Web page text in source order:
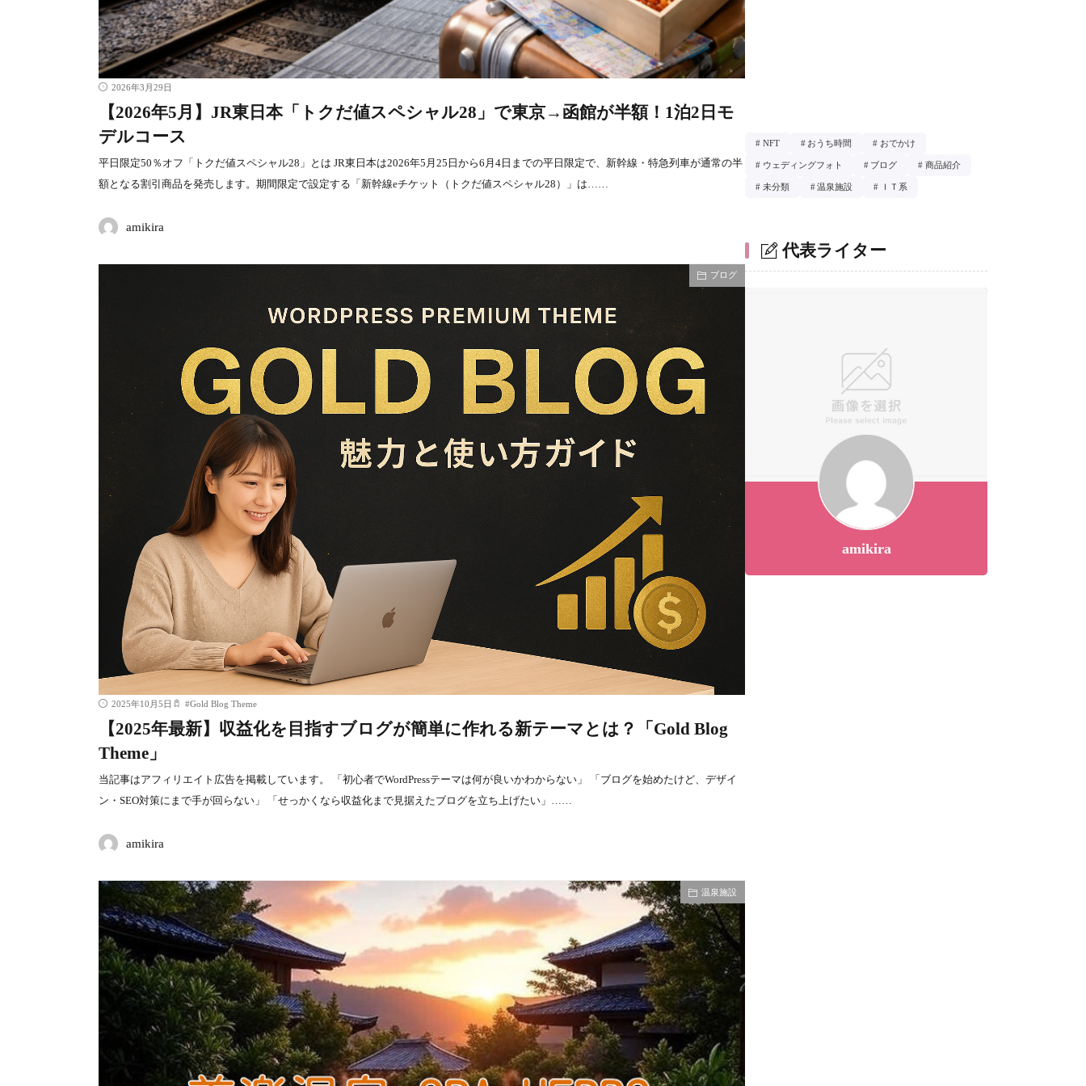
2026年3月29日
【2026年5月】JR東日本「トクだ値スペシャル28」で東京→函館が半額！1泊2日モ
デルコース
平日限定50％オフ「トクだ値スペシャル28」とは JR東日本は2026年5月25日から6月4日までの平日限定で、新幹線・特急列車が通常の半
額となる割引商品を発売します。期間限定で設定する「新幹線eチケット（トクだ値スペシャル28）」は……
amikira
ブログ
2025年10月5日 #Gold Blog Theme
【2025年最新】収益化を目指すブログが簡単に作れる新テーマとは？「Gold Blog
Theme」
当記事はアフィリエイト広告を掲載しています。 「初心者でWordPressテーマは何が良いかわからない」 「ブログを始めたけど、デザイ
ン・SEO対策にまで手が回らない」 「せっかくなら収益化まで見据えたブログを立ち上げたい」……
amikira
温泉施設
NFT おうち時間 おでかけ
ウェディングフォト ブログ 商品紹介
未分類 温泉施設 ＩＴ系
代表ライター
amikira